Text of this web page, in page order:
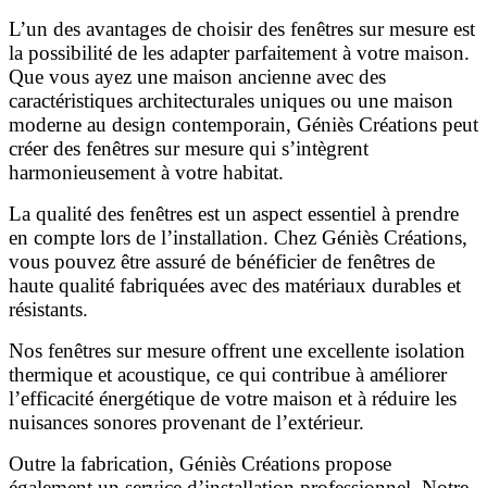
L’un des avantages de choisir des fenêtres sur mesure est
la possibilité de les adapter parfaitement à votre maison.
Que vous ayez une maison ancienne avec des
caractéristiques architecturales uniques ou une maison
moderne au design contemporain, Géniès Créations peut
créer des fenêtres sur mesure qui s’intègrent
harmonieusement à votre habitat.
La qualité des fenêtres est un aspect essentiel à prendre
en compte lors de l’installation. Chez Géniès Créations,
vous pouvez être assuré de bénéficier de fenêtres de
haute qualité fabriquées avec des matériaux durables et
résistants.
Nos fenêtres sur mesure offrent une excellente isolation
thermique et acoustique, ce qui contribue à améliorer
l’efficacité énergétique de votre maison et à réduire les
nuisances sonores provenant de l’extérieur.
Outre la fabrication, Géniès Créations propose